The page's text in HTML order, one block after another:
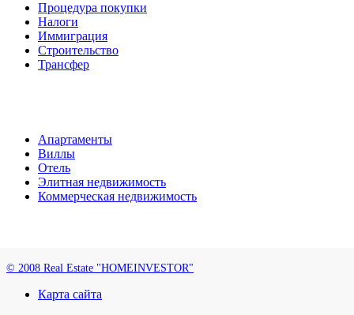
Процедура покупки
Налоги
Иммиграция
Строительство
Трансфер
Апартаменты
Виллы
Отель
Элитная недвижимость
Коммерческая недвижимость
© 2008 Real Estate "HOMEINVESTOR"
Карта сайта